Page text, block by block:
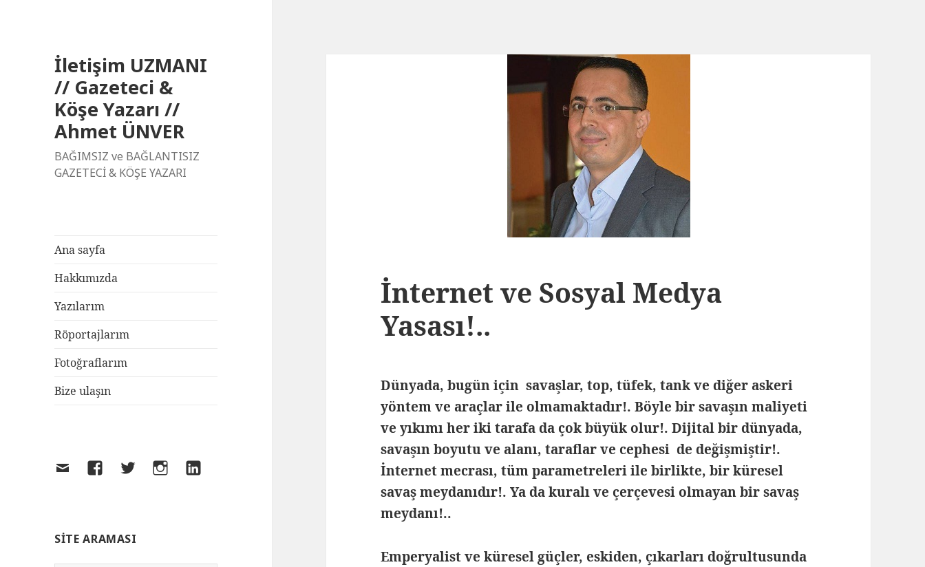
İletişim UZMANI
// Gazeteci &
Köşe Yazarı //
Ahmet ÜNVER
BAĞIMSIZ ve BAĞLANTISIZ
GAZETECİ & KÖŞE YAZARI
Ana sayfa
Hakkımızda
Yazılarım
Röportajlarım
Fotoğraflarım
Bize ulaşın
SITE ARAMASI
İnternet ve Sosyal Medya
Yasası!..
Dünyada, bugün için savaşlar, top, tüfek, tank ve diğer askeri
yöntem ve araçlar ile olmamaktadır!. Böyle bir savaşın maliyeti
ve yıkımı her iki tarafa da çok büyük olur!. Dijital bir dünyada,
savaşın boyutu ve alanı, taraflar ve cephesi de değişmiştir!.
İnternet mecrası, tüm parametreleri ile birlikte, bir küresel
savaş meydanıdır!. Ya da kuralı ve çerçevesi olmayan bir savaş
meydanı!..
Emperyalist ve küresel güçler, eskiden, çıkarları doğrultusunda